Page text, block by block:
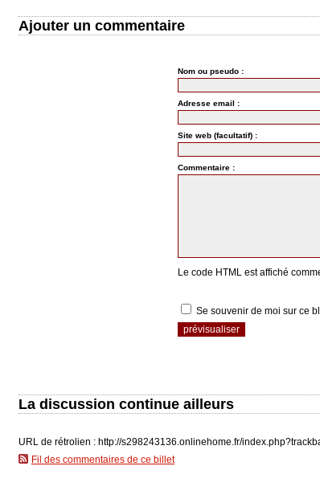
Ajouter un commentaire
Nom ou pseudo :
Adresse email :
Site web (facultatif) :
Commentaire :
Le code HTML est affiché
Se souvenir de moi sur ce
La discussion continue ailleurs
URL de rétrolien : http://s298243136.onlinehome.fr/
Fil des commentaires de ce billet